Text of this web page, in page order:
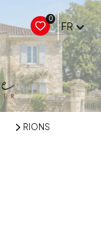
0
FR
RIONS